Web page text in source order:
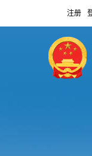
注册